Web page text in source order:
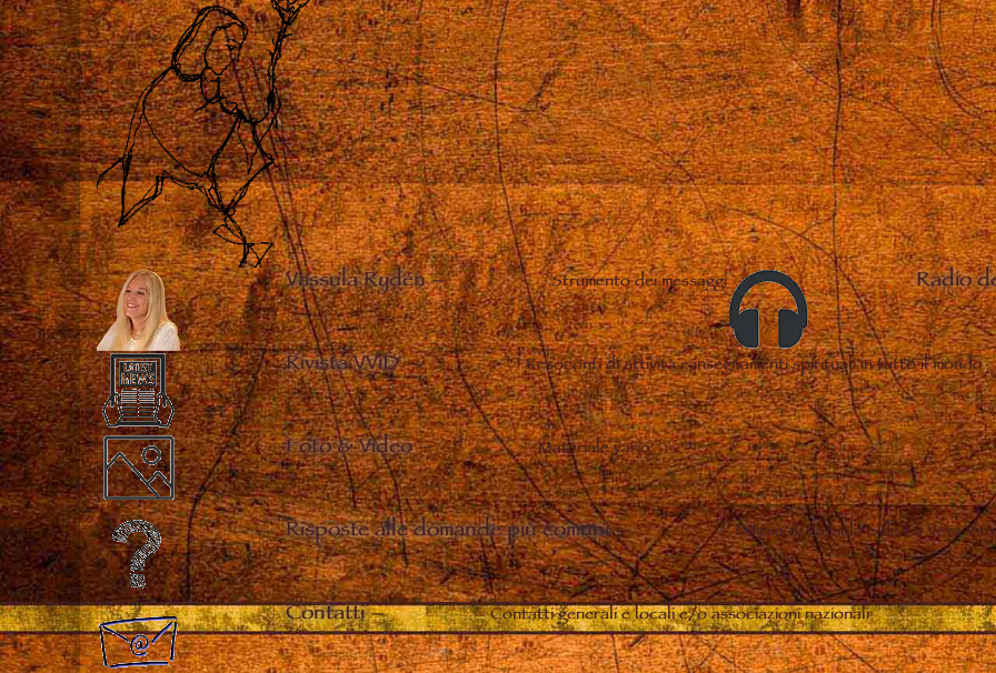
Vassula Rydén– Strumento dei messaggi Radio
Rivista VViD– Resoconti di attività e insegnamenti spirituali in tutto il mondo
Foto & Video– Materiale vario
Risposte alle domande più comuni– Difesa di Vassula e de La Vera
Contatti– Contatti generali e locali e/o associazioni nazionali